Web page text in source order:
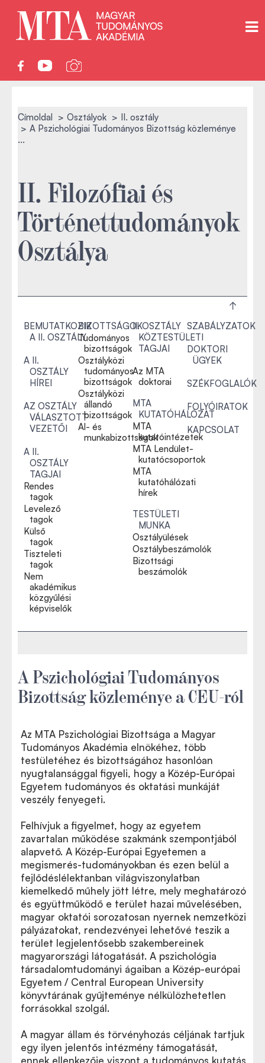
Címoldal Osztályok
II. osztály
A Pszichológiai Tudományos Bizottság közleménye
...
II. Filozófiai és
Történettudományok
Osztálya
BEMUTATKOZIK
A II. OSZTÁLY
A II.
OSZTÁLY
HÍREI
AZ OSZTÁLY
VÁLASZTOTT
VEZETŐI
A II.
OSZTÁLY
TAGJAI
Rendes
tagok
Levelező
tagok
Külső
tagok
Tiszteleti
tagok
Nem
akadémikus
közgyűlési
képviselők
BIZOTTSÁGOK
Tudományos
bizottságok
Osztályközi
tudományos
bizottságok
Osztályközi
állandó
bizottságok
Al- és
munkabizottságok
II. OSZTÁLY
KÖZTESTÜLETI
TAGJAI
Az MTA
doktorai
MTA
KUTATÓHÁLÓZAT
MTA
kutatóintézetek
MTA Lendület-
kutatócsoportok
MTA
kutatóhálózati
hírek
TESTÜLETI
MUNKA
Osztályülések
Osztálybeszámolók
Bizottsági
beszámolók
SZABÁLYZATOK
DOKTORI
ÜGYEK
SZÉKFOGLALÓK
FOLYÓIRATOK
KAPCSOLAT
A Pszichológiai Tudományos
Bizottság közleménye a CEU-ról
Az MTA Pszichológiai Bizottsága a Magyar
Tudományos Akadémia elnökéhez, több
testületéhez és bizottságához hasonlóan
nyugtalansággal figyeli, hogy a Közép-Európai
Egyetem tudományos és oktatási munkáját
veszély fenyegeti.
Felhívjuk a figyelmet, hogy az egyetem
zavartalan működése szakmánk szempontjából
alapvető. A Közép-Európai Egyetemen a
megismerés-tudományokban és ezen belül a
fejlődéslélektanban világviszonylatban
kiemelkedő műhely jött létre, mely meghatározó
és együttműködő e terület hazai művelésében,
magyar oktatói sorozatosan nyernek nemzetközi
pályázatokat, rendezvényei lehetővé teszik a
terület legjelentősebb szakembereinek
magyarországi látogatását. A pszichológia
társadalomtudományi ágaiban a Közép-európai
Egyetem / Central European University
könyvtárának gyűjteménye nélkülözhetetlen
forrásokkal szolgál.
A magyar állam és törvényhozás céljának tartjuk
egy ilyen jelentős intézmény támogatását,
ennek ellenkezője viszont a tudományos kutatás